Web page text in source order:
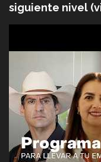
siguiente nivel